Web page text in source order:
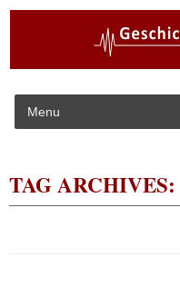
Skip to content
TAG ARCHIVES: